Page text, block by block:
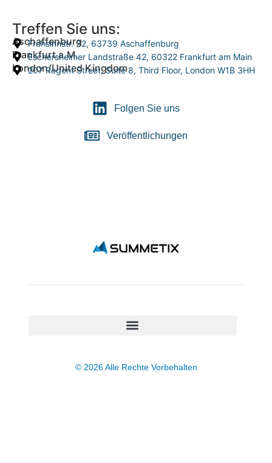
Treffen Sie uns:
Aschaffenburg
Frohsinnstr. 32, 63739 Aschaffenburg
Frankfurt a.M.
Eschersheimer Landstraße 42, 60322 Frankfurt am Main
London/United Kingdom
207 Regent Street, Suite 8, Third Floor, London W1B 3HH
Folgen Sie uns
Veröffentlichungen
© 2026 Alle Rechte Vorbehalten